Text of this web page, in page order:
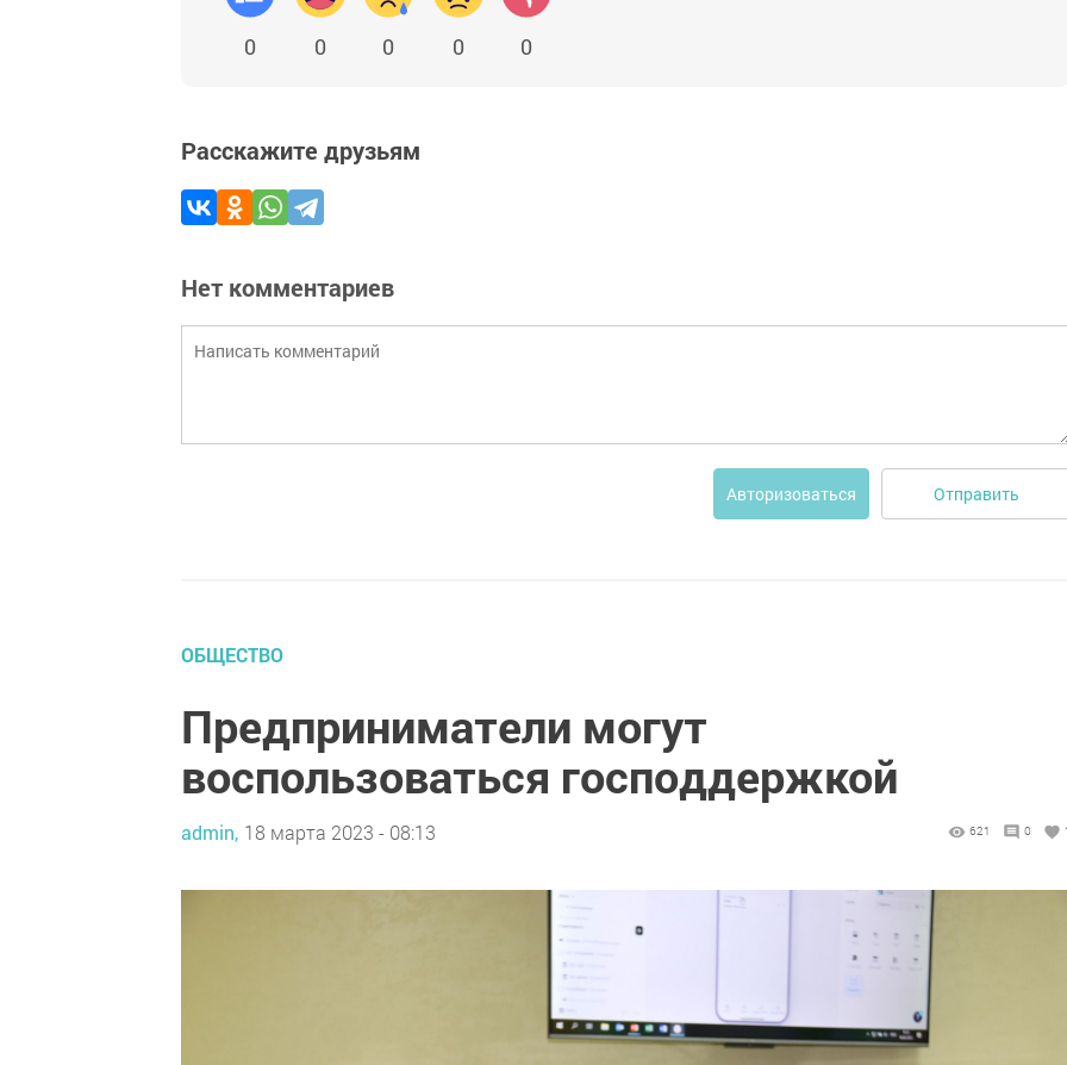
0 0 0 0 0
Расскажите друзьям
Нет комментариев
Авторизоваться Отправить
ОБЩЕСТВО
Предприниматели могут
воспользоваться господдержкой
admin, 18 марта 2023 - 08:13 621 0